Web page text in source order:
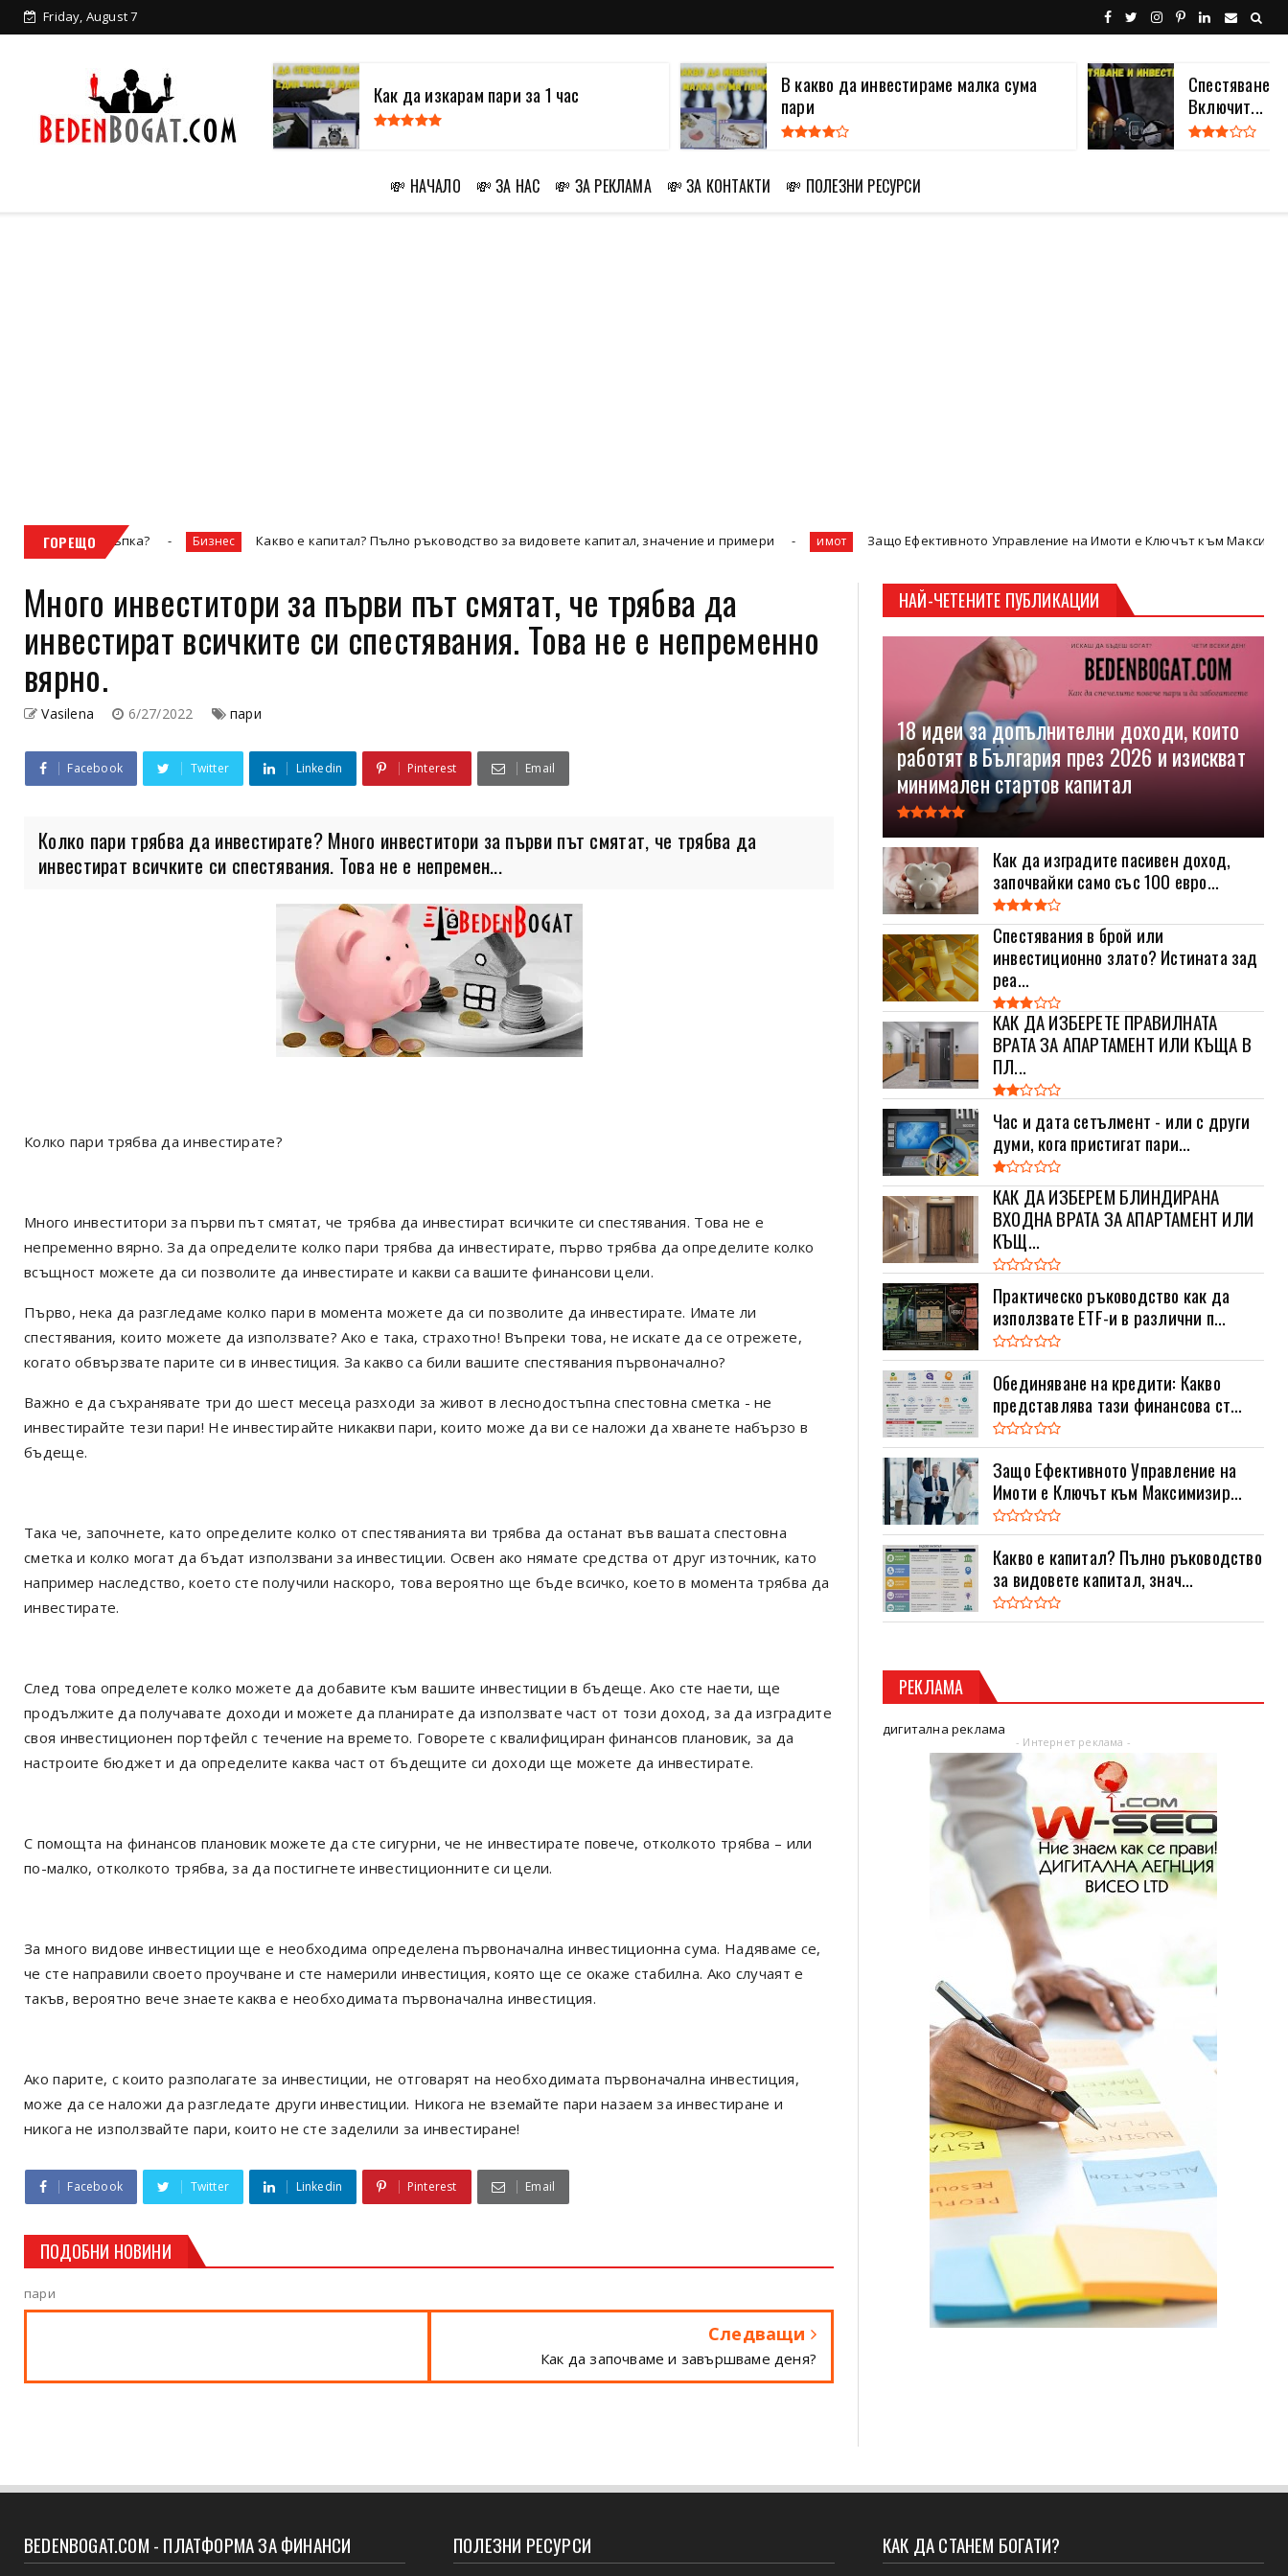
Friday, August 7
Как да изкарам пари за 1 час
В какво да инвестираме малка сума
пари
Спестяване
Включит...
💸 НАЧАЛО 💸 ЗА НАС 💸 ЗА РЕКЛАМА 💸 ЗА КОНТАКТИ 💸 ПОЛЕЗНИ РЕСУРСИ
ГОРЕЩО
стъпка? Бизнес Какво е капитал? Пълно ръководство за видовете капитал, значение и примери имот Защо Ефективното Управление на Имоти е Ключът към Максимизиране на
Много инвеститори за първи път смятат, че трябва да
инвестират всичките си спестявания. Това не е непременно
вярно.
Vasilena 6/27/2022 пари
Facebook Twitter Linkedin Pinterest Email
Колко пари трябва да инвестирате? Много инвеститори за първи път смятат, че трябва да
инвестират всичките си спестявания. Това не е непремен...
Колко пари трябва да инвестирате?
Много инвеститори за първи път смятат, че трябва да инвестират всичките си спестявания. Това не е
непременно вярно. За да определите колко пари трябва да инвестирате, първо трябва да определите колко
всъщност можете да си позволите да инвестирате и какви са вашите финансови цели.
Първо, нека да разгледаме колко пари в момента можете да си позволите да инвестирате. Имате ли
спестявания, които можете да използвате? Ако е така, страхотно! Въпреки това, не искате да се отрежете,
когато обвързвате парите си в инвестиция. За какво са били вашите спестявания първоначално?
Важно е да съхранявате три до шест месеца разходи за живот в леснодостъпна спестовна сметка - не
инвестирайте тези пари! Не инвестирайте никакви пари, които може да ви се наложи да хванете набързо в
бъдеще.
Така че, започнете, като определите колко от спестяванията ви трябва да останат във вашата спестовна
сметка и колко могат да бъдат използвани за инвестиции. Освен ако нямате средства от друг източник, като
например наследство, което сте получили наскоро, това вероятно ще бъде всичко, което в момента трябва да
инвестирате.
След това определете колко можете да добавите към вашите инвестиции в бъдеще. Ако сте наети, ще
продължите да получавате доходи и можете да планирате да използвате част от този доход, за да изградите
своя инвестиционен портфейл с течение на времето. Говорете с квалифициран финансов плановик, за да
настроите бюджет и да определите каква част от бъдещите си доходи ще можете да инвестирате.
С помощта на финансов плановик можете да сте сигурни, че не инвестирате повече, отколкото трябва – или
по-малко, отколкото трябва, за да постигнете инвестиционните си цели.
За много видове инвестиции ще е необходима определена първоначална инвестиционна сума. Надяваме се,
че сте направили своето проучване и сте намерили инвестиция, която ще се окаже стабилна. Ако случаят е
такъв, вероятно вече знаете каква е необходимата първоначална инвестиция.
Ако парите, с които разполагате за инвестиции, не отговарят на необходимата първоначална инвестиция,
може да се наложи да разгледате други инвестиции. Никога не вземайте пари назаем за инвестиране и
никога не използвайте пари, които не сте заделили за инвестиране!
Facebook Twitter Linkedin Pinterest Email
ПОДОБНИ НОВИНИ
пари
Следващи
Как да започваме и завършваме деня?
НАЙ-ЧЕТЕНИТЕ ПУБЛИКАЦИИ
18 идеи за допълнителни доходи, които
работят в България през 2026 и изискват
минимален стартов капитал
Как да изградите пасивен доход,
започвайки само със 100 евро...
Спестявания в брой или
инвестиционно злато? Истината зад
реа...
КАК ДА ИЗБЕРЕТЕ ПРАВИЛНАТА
ВРАТА ЗА АПАРТАМЕНТ ИЛИ КЪЩА В
ПЛ...
Час и дата сетълмент - или с други
думи, кога пристигат пари...
КАК ДА ИЗБЕРЕМ БЛИНДИРАНА
ВХОДНА ВРАТА ЗА АПАРТАМЕНТ ИЛИ
КЪЩ...
Практическо ръководство как да
използвате ETF-и в различни п...
Обединяване на кредити: Какво
представлява тази финансова ст...
Защо Ефективното Управление на
Имоти е Ключът към Максимизир...
Какво е капитал? Пълно ръководство
за видовете капитал, знач...
РЕКЛАМА
дигитална реклама
- Интернет реклама -
BEDENBOGAT.COM - ПЛАТФОРМА ЗА ФИНАНСИ ПОЛЕЗНИ РЕСУРСИ КАК ДА СТАНЕМ БОГАТИ?